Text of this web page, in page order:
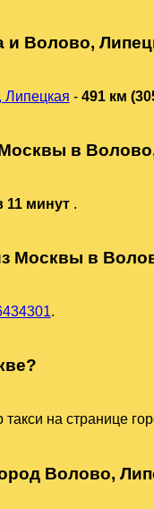
и Волово,
Липецкая - 491 км
в
11 минут .
Москвы в
.
на странице
Волово,